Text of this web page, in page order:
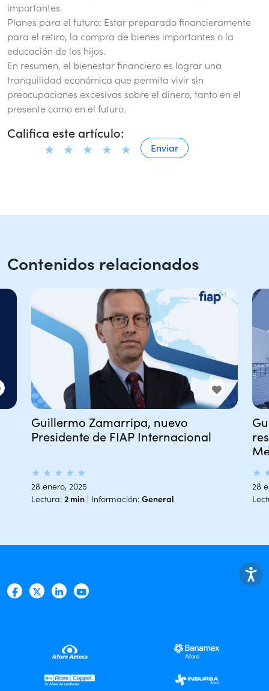
importantes.
Planes para el futuro: Estar preparado financieramente
para el retiro, la compra de bienes importantes o la
educación de los hijos.
En resumen, el bienestar financiero es lograr una
tranquilidad económica que permita vivir sin
preocupaciones excesivas sobre el dinero, tanto en el
presente como en el futuro.
Califica este artículo:
Contenidos relacionados
Guillermo Zamarripa, nuevo
Presidente de FIAP Internacional
★ ★ ★ ★ ★
28 enero, 2025
Lectura: 2 min | Información: General
★
28